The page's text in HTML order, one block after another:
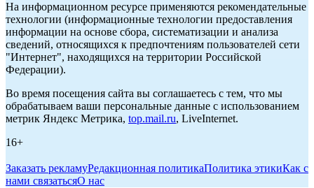
На информационном ресурсе применяются рекомендательные
технологии (информационные технологии предоставления
информации на основе сбора, систематизации и анализа
сведений, относящихся к предпочтениям пользователей сети
"Интернет", находящихся на территории Российской
Федерации).
Во время посещения сайта вы соглашаетесь с тем, что мы
обрабатываем ваши персональные данные с использованием
метрик Яндекс Метрика, top.mail.ru, LiveInternet.
16+
Заказать рекламуРедакционная политикаПолитика этикиКак с
нами связатьсяО нас